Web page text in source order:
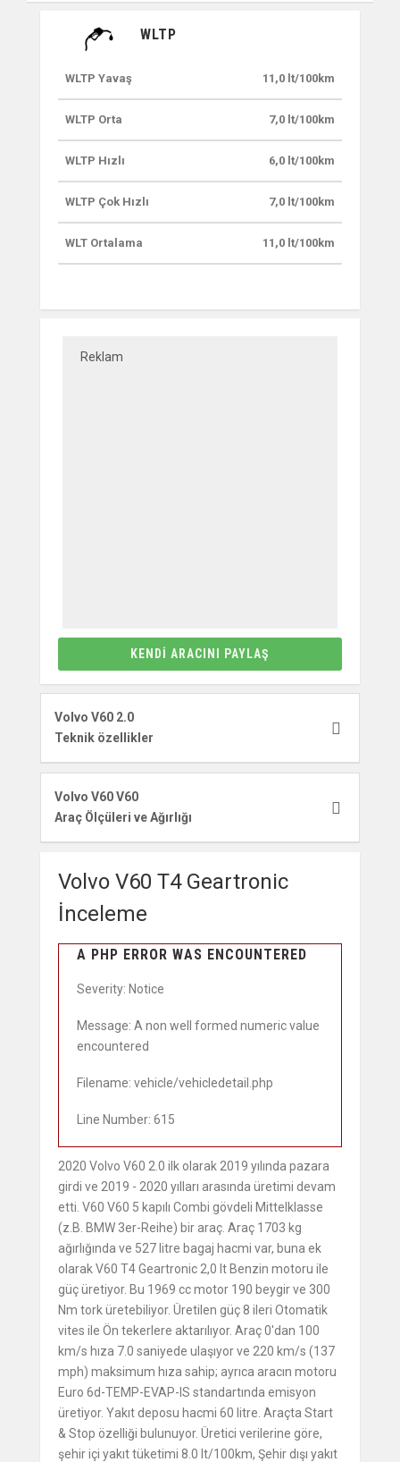
WLTP
WLTP Yavaş 11,0 lt/100km
WLTP Orta 7,0 lt/100km
WLTP Hızlı 6,0 lt/100km
WLTP Çok Hızlı 7,0 lt/100km
WLT Ortalama 11,0 lt/100km
Reklam
KENDI ARACINI PAYLAŞ
Volvo V60 2.0
Teknik özellikler
Volvo V60 V60
Araç Ölçüleri ve Ağırlığı
Volvo V60 T4 Geartronic
İnceleme
A PHP ERROR WAS ENCOUNTERED
Severity: Notice
Message: A non well formed numeric value
encountered
Filename: vehicle/vehicledetail.php
Line Number: 615
2020 Volvo V60 2.0 ilk olarak 2019 yılında pazara
girdi ve 2019 - 2020 yılları arasında üretimi devam
etti. V60 V60 5 kapılı Combi gövdeli Mittelklasse
(z.B. BMW 3er-Reihe) bir araç. Araç 1703 kg
ağırlığında ve 527 litre bagaj hacmi var, buna ek
olarak V60 T4 Geartronic 2,0 lt Benzin motoru ile
güç üretiyor. Bu 1969 cc motor 190 beygir ve 300
Nm tork üretebiliyor. Üretilen güç 8 ileri Otomatik
vites ile Ön tekerlere aktarılıyor. Araç 0'dan 100
km/s hıza 7.0 saniyede ulaşıyor ve 220 km/s (137
mph) maksimum hıza sahip; ayrıca aracın motoru
Euro 6d-TEMP-EVAP-IS standartında emisyon
üretiyor. Yakıt deposu hacmi 60 litre. Araçta Start
& Stop özelliği bulunuyor. Üretici verilerine göre,
şehir içi yakıt tüketimi 8.0 lt/100km, Şehir dışı yakıt